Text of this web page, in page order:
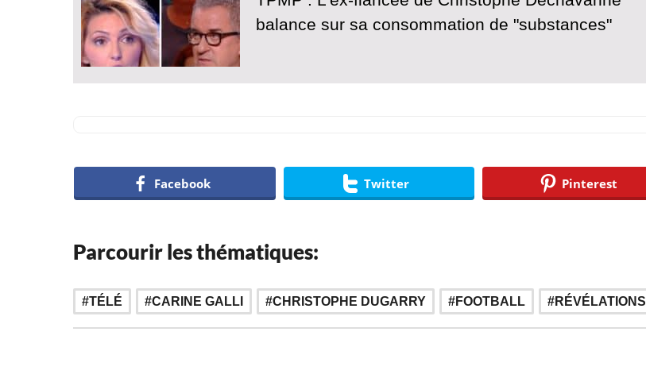
balance sur sa consommation de "substances"
Facebook Twitter Pinterest
Parcourir les thématiques:
TÉLÉ CARINE GALLI CHRISTOPHE DUGARRY FOOTBALL RÉVÉLATIONS